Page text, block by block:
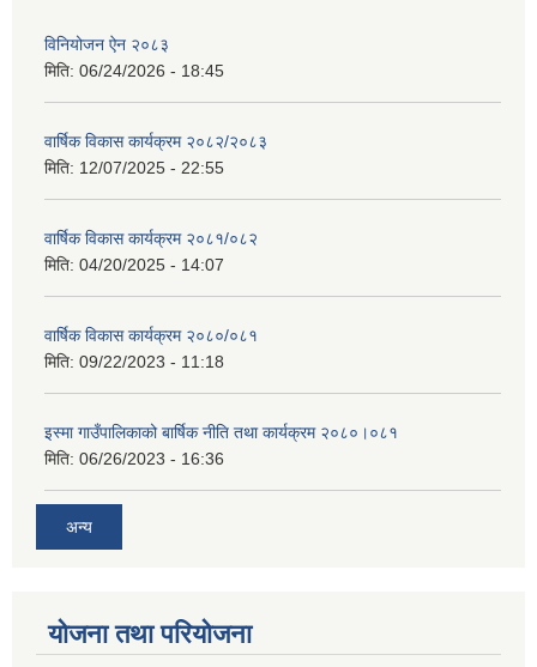
विनियोजन ऐन २०८३
मिति: 06/24/2026 - 18:45
वार्षिक विकास कार्यक्रम २०८२/२०८३
मिति: 12/07/2025 - 22:55
वार्षिक विकास कार्यक्रम २०८१/०८२
मिति: 04/20/2025 - 14:07
वार्षिक विकास कार्यक्रम २०८०/०८१
मिति: 09/22/2023 - 11:18
इस्मा गाउँपालिकाको बार्षिक नीति तथा कार्यक्रम २०८०।०८१
मिति: 06/26/2023 - 16:36
अन्य
योजना तथा परियोजना